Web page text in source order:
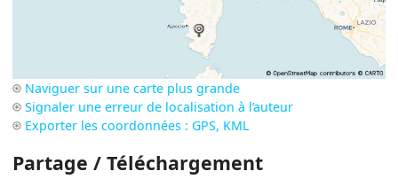
Naviguer sur une carte plus grande
Signaler une erreur de localisation à l’auteur
Exporter les coordonnées : GPS, KML
Partage / Téléchargement